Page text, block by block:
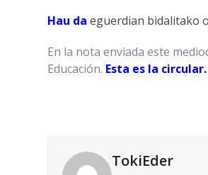
Hau da eguerdian bidalitako
En la nota enviada este
Educación. Esta es la circular.
TokiEder